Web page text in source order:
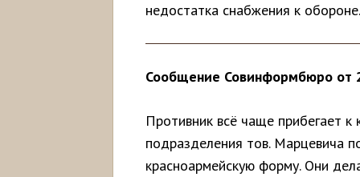
недостатка снабжения к обороне.
Сообщение Совинформбюро от
Противник всё чаще прибегает
подразделения тов. Марцевича
красноармейскую форму. Они